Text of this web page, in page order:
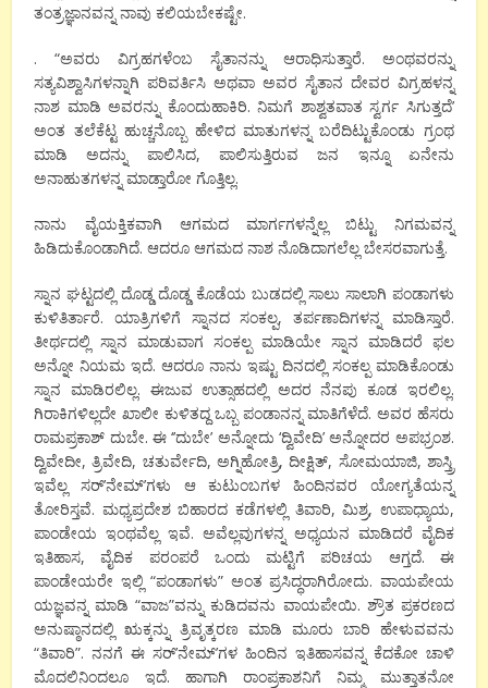
ತಂತ್ರಜ್ಞಾನವನ್ನ ನಾವು ಕಲಿಯಬೇಕಷ್ಟೇ.
. “ಅವರು ವಿಗ್ರಹಗಳೆಂಬ ಸೈತಾನನ್ನು ಆರಾಧಿಸುತ್ತಾರೆ. ಅಂಥವರನ್ನು
ಸತ್ಯವಿಶ್ವಾಸಿಗಳನ್ನಾಗಿ ಪರಿವರ್ತಿಸಿ ಅಥವಾ ಅವರ ಸೈತಾನ ದೇವರ ವಿಗ್ರಹಳನ್ನ
ನಾಶ ಮಾಡಿ ಅವರನ್ನು ಕೊಂದುಹಾಕಿರಿ. ನಿಮಗೆ ಶಾಶ್ವತವಾತ ಸ್ವರ್ಗ ಸಿಗುತ್ತದೆ’
ಅಂತ ತಲೆಕೆಟ್ಟ ಹುಚ್ಚನೊಬ್ಬ ಹೇಳಿದ ಮಾತುಗಳನ್ನ ಬರೆದಿಟ್ಟುಕೊಂಡು ಗ್ರಂಥ
ಮಾಡಿ ಅದನ್ನು ಪಾಲಿಸಿದ, ಪಾಲಿಸುತ್ತಿರುವ ಜನ ಇನ್ನೂ ಏನೇನು
ಅನಾಹುತಗಳನ್ನ ಮಾಡ್ತಾರೋ ಗೊತ್ತಿಲ್ಲ.
ನಾನು ವೈಯಕ್ತಿಕವಾಗಿ ಆಗಮದ ಮಾರ್ಗಗಳನ್ನೆಲ್ಲ ಬಿಟ್ಟು ನಿಗಮವನ್ನ
ಹಿಡಿದುಕೊಂಡಾಗಿದೆ. ಆದರೂ ಆಗಮದ ನಾಶ ನೊಡಿದಾಗಲೆಲ್ಲ ಬೇಸರವಾಗುತ್ತೆ.
ಸ್ನಾನ ಘಟ್ಟದಲ್ಲಿ ದೊಡ್ಡ ದೊಡ್ಡ ಕೊಡೆಯ ಬುಡದಲ್ಲಿ ಸಾಲು ಸಾಲಾಗಿ ಪಂಡಾಗಳು
ಕುಳಿತಿರ್ತಾರೆ. ಯಾತ್ರಿಗಳಿಗೆ ಸ್ನಾನದ ಸಂಕಲ್ಪ, ತರ್ಪಣಾದಿಗಳನ್ನ ಮಾಡಿಸ್ತಾರೆ.
ತೀರ್ಥದಲ್ಲಿ ಸ್ನಾನ ಮಾಡುವಾಗ ಸಂಕಲ್ಪ ಮಾಡಿಯೇ ಸ್ನಾನ ಮಾಡಿದರೆ ಫಲ
ಅನ್ನೋ ನಿಯಮ ಇದೆ. ಆದರೂ ನಾನು ಇಷ್ಟು ದಿನದಲ್ಲಿ ಸಂಕಲ್ಪ ಮಾಡಿಕೊಂಡು
ಸ್ನಾನ ಮಾಡಿರಲಿಲ್ಲ. ಈಜುವ ಉತ್ಸಾಹದಲ್ಲಿ ಅದರ ನೆನಪು ಕೂಡ ಇರಲಿಲ್ಲ.
ಗಿರಾಕಿಗಳಿಲ್ಲದೇ ಖಾಲೀ ಕುಳಿತದ್ದ ಒಬ್ಬ ಪಂಡಾನನ್ನ ಮಾತಿಗೆಳೆದೆ. ಅವರ ಹೆಸರು
ರಾಮಪ್ರಕಾಶ್ ದುಬೇ. ಈ ‘’ದುಬೇ’ ಅನ್ನೋದು ‘ದ್ವಿವೇದಿ’ ಅನ್ನೋದರ ಅಪಭ್ರಂಶ.
ದ್ವಿವೇದೀ, ತ್ರಿವೇದಿ, ಚತುರ್ವೇದಿ, ಅಗ್ನಿಹೋತ್ರಿ, ದೀಕ್ಷಿತ್, ಸೋಮಯಾಜಿ, ಶಾಸ್ತ್ರಿ
ಇವೆಲ್ಲ ಸರ್’ನೇಮ್’ಗಳು ಆ ಕುಟುಂಬಗಳ ಹಿಂದಿನವರ ಯೋಗ್ಯತೆಯನ್ನ
ತೋರಿಸ್ತವೆ. ಮಧ್ಯಪ್ರದೇಶ ಬಿಹಾರದ ಕಡೆಗಳಲ್ಲಿ ತಿವಾರಿ, ಮಿಶ್ರ, ಉಪಾಧ್ಯಾಯ,
ಪಾಂಡೇಯ ಇಂಥವೆಲ್ಲ ಇವೆ. ಅವೆಲ್ಲವುಗಳನ್ನ ಅಧ್ಯಯನ ಮಾಡಿದರೆ ವೈದಿಕ
ಇತಿಹಾಸ, ವೈದಿಕ ಪರಂಪರೆ ಒಂದು ಮಟ್ಟಿಗೆ ಪರಿಚಯ ಆಗ್ತದೆ. ಈ
ಪಾಂಡೇಯರೇ ಇಲ್ಲಿ “ಪಂಡಾಗಳು” ಅಂತ ಪ್ರಸಿದ್ಧರಾಗಿರೋದು. ವಾಯಪೇಯ
ಯಜ್ಞವನ್ನ ಮಾಡಿ “ವಾಜ”ವನ್ನು ಕುಡಿದವನು ವಾಯಪೇಯಿ. ಶ್ರೌತ ಪ್ರಕರಣದ
ಅನುಷ್ಠಾನದಲ್ಲಿ ಋಕ್ಕನ್ನು ತ್ರಿವೃತ್ಕರಣ ಮಾಡಿ ಮೂರು ಬಾರಿ ಹೇಳುವವನು
“ತಿವಾರಿ”. ನನಗೆ ಈ ಸರ್’ನೇಮ್’ಗಳ ಹಿಂದಿನ ಇತಿಹಾಸವನ್ನ ಕೆದಕೋ ಚಾಳಿ
ಮೊದಲಿನಿಂದಲೂ ಇದೆ. ಹಾಗಾಗಿ ರಾಂಪ್ರಕಾಶನಿಗೆ ನಿಮ್ಮ ಮುತ್ತಾತನೋ